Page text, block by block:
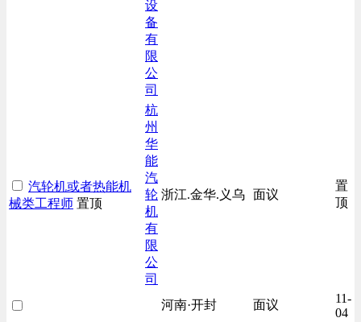
设
备
有
限
公
司
汽轮机或者热能机
械类工程师 置顶
杭
州
华
能
汽
轮
机
有
限
公
司
浙江.金华.义乌 面议
置
顶
河南·开封 面议
11-
04